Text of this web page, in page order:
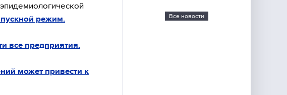
режим.
все предприятия.
может привести к
Все новости